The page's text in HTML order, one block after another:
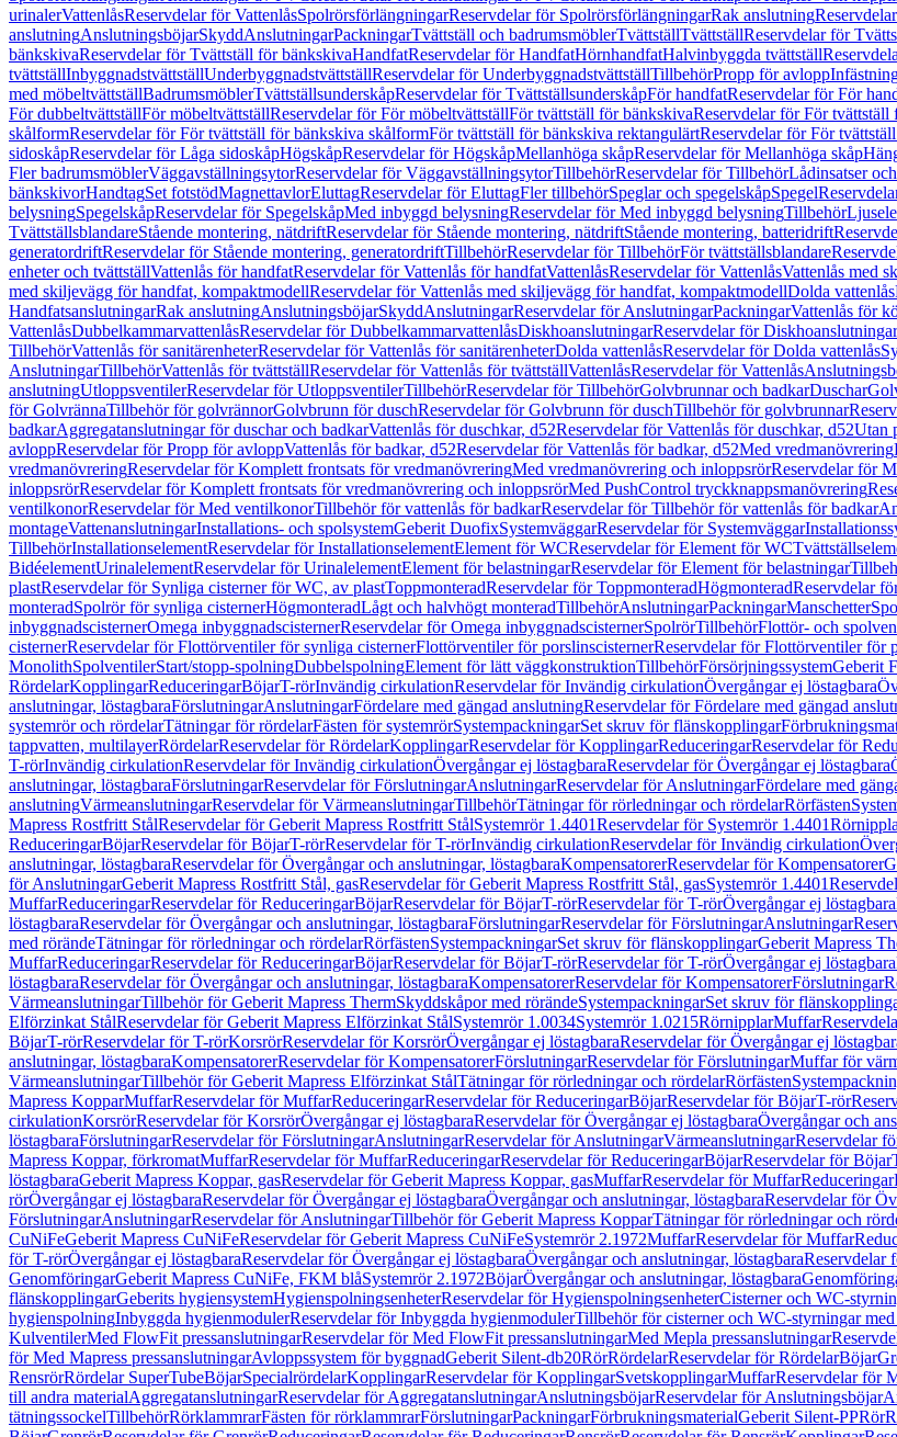
urinalerVattenlåsReservdelar för VattenlåsSpolrörsförlängningarReservdelar för SpolrörsförlängningarRak anslutning
anslutningAnslutningsböjarSkyddAnslutningarPackningarTvättställ och badrumsmöblerTvättställTvättställReservdelar för
bänkskivaReservdelar för Tvättställ för bänkskivaHandfatReservdelar för HandfatHörnhandfatHalvinbyggda tvättställ
tvättställInbyggnadstvättställUnderbyggnadstvättställReservdelar för UnderbyggnadstvättställTillbehörPropp för avlopp
med möbeltvättställBadrumsmöblerTvättställsunderskåpReservdelar för TvättställsunderskåpFör handfatReservdelar för För
För dubbeltvättställFör möbeltvättställReservdelar för För möbeltvättställFör tvättställ för bänkskivaReservdelar för För tvättställ
skålformReservdelar för För tvättställ för bänkskiva skålformFör tvättställ för bänkskiva rektangulärtReservdelar för För
sidoskåpReservdelar för Låga sidoskåpHögskåpReservdelar för HögskåpMellanhöga skåpReservdelar för Mellanhöga skåp
Fler badrumsmöblerVäggavställningsytorReservdelar för VäggavställningsytorTillbehörReservdelar för TillbehörLådinsatser
bänkskivorHandtagSet fotstödMagnettavlorEluttagReservdelar för EluttagFler tillbehörSpeglar och spegelskåpSpegel
belysningSpegelskåpReservdelar för SpegelskåpMed inbyggd belysningReservdelar för Med inbyggd belysningTillbehör
TvättställsblandareStående montering, nätdriftReservdelar för Stående montering, nätdriftStående montering, batteridrift
generatordriftReservdelar för Stående montering, generatordriftTillbehörReservdelar för TillbehörFör tvättställsblandare
enheter och tvättställVattenlås för handfatReservdelar för Vattenlås för handfatVattenlåsReservdelar för VattenlåsVattenlås med
med skiljevägg för handfat, kompaktmodellReservdelar för Vattenlås med skiljevägg för handfat, kompaktmodellDolda vattenlås
HandfatsanslutningarRak anslutningAnslutningsböjarSkyddAnslutningarReservdelar för AnslutningarPackningarVattenlås för
VattenlåsDubbelkammarvattenlåsReservdelar för DubbelkammarvattenlåsDiskhoanslutningarReservdelar för Diskhoanslutningar
TillbehörVattenlås för sanitärenheterReservdelar för Vattenlås för sanitärenheterDolda vattenlåsReservdelar för Dolda vattenlås
AnslutningarTillbehörVattenlås för tvättställReservdelar för Vattenlås för tvättställVattenlåsReservdelar för Vattenlås
anslutningUtloppsventilerReservdelar för UtloppsventilerTillbehörReservdelar för TillbehörGolvbrunnar och badkarDuschar
för GolvrännaTillbehör för golvrännorGolvbrunn för duschReservdelar för Golvbrunn för duschTillbehör för golvbrunnar
badkarAggregatanslutningar för duschar och badkarVattenlås för duschkar, d52Reservdelar för Vattenlås för duschkar, d52Utan
avloppReservdelar för Propp för avloppVattenlås för badkar, d52Reservdelar för Vattenlås för badkar, d52Med vredmanövrering
vredmanövreringReservdelar för Komplett frontsats för vredmanövreringMed vredmanövrering och inloppsrörReservdelar för
inloppsrörReservdelar för Komplett frontsats för vredmanövrering och inloppsrörMed PushControl tryckknappsmanövrering
ventilkonorReservdelar för Med ventilkonorTillbehör för vattenlås för badkarReservdelar för Tillbehör för vattenlås för badkar
montageVattenanslutningarInstallations- och spolsystemGeberit DuofixSystemväggarReservdelar för Systemväggar
TillbehörInstallationselementReservdelar för InstallationselementElement för WCReservdelar för Element för WC
BidéelementUrinalelementReservdelar för UrinalelementElement för belastningarReservdelar för Element för belastningar
plastReservdelar för Synliga cisterner för WC, av plastToppmonteradReservdelar för ToppmonteradHögmonteradReservdelar
monteradSpolrör för synliga cisternerHögmonteradLågt och halvhögt monteradTillbehörAnslutningarPackningarManschetter
inbyggnadscisternerOmega inbyggnadscisternerReservdelar för Omega inbyggnadscisternerSpolrörTillbehörFlottör- och
cisternerReservdelar för Flottörventiler för synliga cisternerFlottörventiler för porslinscisternerReservdelar för Flottörventiler för
MonolithSpolventilerStart/stopp-spolningDubbelspolningElement för lätt väggkonstruktionTillbehörFörsörjningssystemGeberit
RördelarKopplingarReduceringarBöjarT-rörInvändig cirkulationReservdelar för Invändig cirkulationÖvergångar ej löstagbara
anslutningar, löstagbaraFörslutningarAnslutningarFördelare med gängad anslutningReservdelar för Fördelare med gängad
systemrör och rördelarTätningar för rördelarFästen för systemrörSystempackningarSet skruv för flänskopplingar
tappvatten, multilayerRördelarReservdelar för RördelarKopplingarReservdelar för KopplingarReduceringarReservdelar för
T-rörInvändig cirkulationReservdelar för Invändig cirkulationÖvergångar ej löstagbaraReservdelar för Övergångar ej löstagbara
anslutningar, löstagbaraFörslutningarReservdelar för FörslutningarAnslutningarReservdelar för AnslutningarFördelare med
anslutningVärmeanslutningarReservdelar för VärmeanslutningarTillbehörTätningar för rörledningar och rördelarRörfästen
Mapress Rostfritt StålReservdelar för Geberit Mapress Rostfritt StålSystemrör 1.4401Reservdelar för Systemrör 1.4401
ReduceringarBöjarReservdelar för BöjarT-rörReservdelar för T-rörInvändig cirkulationReservdelar för Invändig cirkulation
anslutningar, löstagbaraReservdelar för Övergångar och anslutningar, löstagbaraKompensatorerReservdelar för Kompensatorer
för AnslutningarGeberit Mapress Rostfritt Stål, gasReservdelar för Geberit Mapress Rostfritt Stål, gasSystemrör 1.4401
MuffarReduceringarReservdelar för ReduceringarBöjarReservdelar för BöjarT-rörReservdelar för T-rörÖvergångar ej löstagbara
löstagbaraReservdelar för Övergångar och anslutningar, löstagbaraFörslutningarReservdelar för FörslutningarAnslutningar
med rörändeTätningar för rörledningar och rördelarRörfästenSystempackningarSet skruv för flänskopplingarGeberit Mapress
MuffarReduceringarReservdelar för ReduceringarBöjarReservdelar för BöjarT-rörReservdelar för T-rörÖvergångar ej löstagbara
löstagbaraReservdelar för Övergångar och anslutningar, löstagbaraKompensatorerReservdelar för KompensatorerFörslutningar
VärmeanslutningarTillbehör för Geberit Mapress ThermSkyddskåpor med rörändeSystempackningarSet skruv för
Elförzinkat StålReservdelar för Geberit Mapress Elförzinkat StålSystemrör 1.0034Systemrör 1.0215RörnipplarMuffar
BöjarT-rörReservdelar för T-rörKorsrörReservdelar för KorsrörÖvergångar ej löstagbaraReservdelar för Övergångar ej
anslutningar, löstagbaraKompensatorerReservdelar för KompensatorerFörslutningarReservdelar för FörslutningarMuffar för
VärmeanslutningarTillbehör för Geberit Mapress Elförzinkat StålTätningar för rörledningar och rördelarRörfästen
Mapress KopparMuffarReservdelar för MuffarReduceringarReservdelar för ReduceringarBöjarReservdelar för BöjarT-rör
cirkulationKorsrörReservdelar för KorsrörÖvergångar ej löstagbaraReservdelar för Övergångar ej löstagbaraÖvergångar och
löstagbaraFörslutningarReservdelar för FörslutningarAnslutningarReservdelar för AnslutningarVärmeanslutningarReservdelar
Mapress Koppar, förkromatMuffarReservdelar för MuffarReduceringarReservdelar för ReduceringarBöjarReservdelar för Böjar
löstagbaraGeberit Mapress Koppar, gasReservdelar för Geberit Mapress Koppar, gasMuffarReservdelar för MuffarReduceringar
rörÖvergångar ej löstagbaraReservdelar för Övergångar ej löstagbaraÖvergångar och anslutningar, löstagbaraReservdelar för
FörslutningarAnslutningarReservdelar för AnslutningarTillbehör för Geberit Mapress KopparTätningar för rörledningar och
CuNiFeGeberit Mapress CuNiFeReservdelar för Geberit Mapress CuNiFeSystemrör 2.1972MuffarReservdelar för Muffar
för T-rörÖvergångar ej löstagbaraReservdelar för Övergångar ej löstagbaraÖvergångar och anslutningar, löstagbaraReservdelar
GenomföringarGeberit Mapress CuNiFe, FKM blåSystemrör 2.1972BöjarÖvergångar och anslutningar, löstagbara
flänskopplingarGeberits hygiensystemHygienspolningsenheterReservdelar för HygienspolningsenheterCisterner och WC-
hygienspolningInbyggda hygienmodulerReservdelar för Inbyggda hygienmodulerTillbehör för cisterner och WC-styrningar
KulventilerMed FlowFit pressanslutningarReservdelar för Med FlowFit pressanslutningarMed Mepla pressanslutningar
för Med Mapress pressanslutningarAvloppssystem för byggnadGeberit Silent-db20RörRördelarReservdelar för RördelarBöjar
RensrörRördelar SuperTubeBöjarSpecialrördelarKopplingarReservdelar för KopplingarSvetskopplingarMuffarReservdelar för
till andra materialAggregatanslutningarReservdelar för AggregatanslutningarAnslutningsböjarReservdelar för Anslutningsböjar
tätningssockelTillbehörRörklammrarFästen för rörklammrarFörslutningarPackningarFörbrukningsmaterialGeberit Silent-PPRör